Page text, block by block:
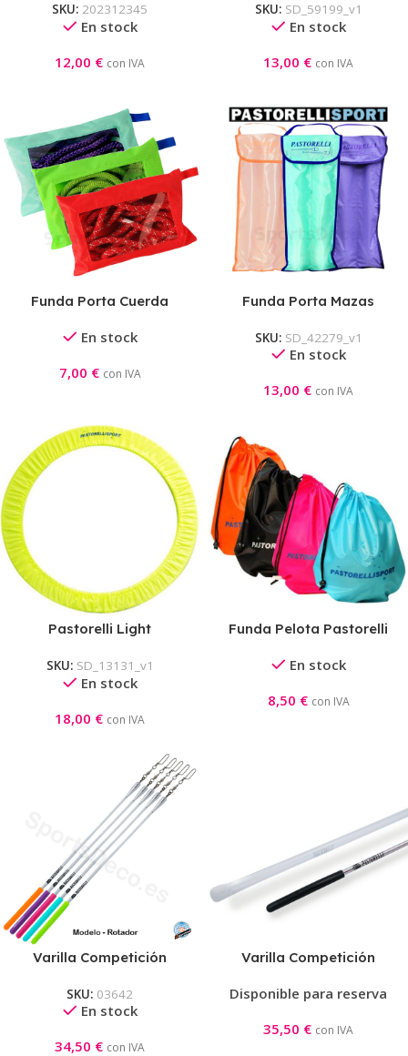
SKU: 202312345
En stock
12,00 € con IVA
SKU: SD_59199_v1
En stock
13,00 € con IVA
Funda Porta Cuerda
En stock
7,00 € con IVA
Funda Porta Mazas
SKU: SD_42279_v1
En stock
13,00 € con IVA
Pastorelli Light
SKU: SD_13131_v1
En stock
18,00 € con IVA
Funda Pelota Pastorelli
En stock
8,50 € con IVA
Varilla Competición
SKU: 03642
En stock
34,50 € con IVA
Varilla Competición
Rotador
Disponible para reserva
35,50 € con IVA